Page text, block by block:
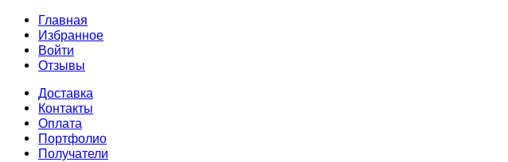
Главная
Избранное
Войти
Отзывы
Доставка
Контакты
Оплата
Портфолио
Получатели